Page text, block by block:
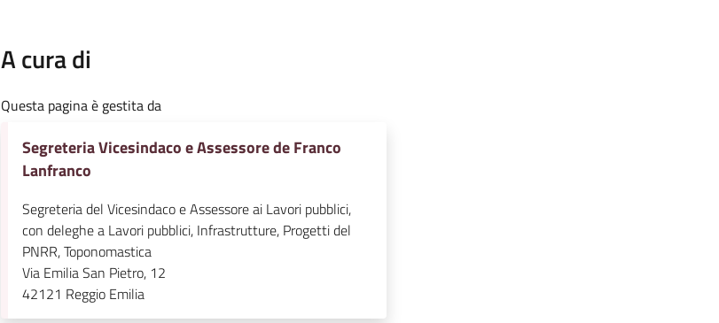
A cura di
Questa pagina è gestita da
Segreteria Vicesindaco e Assessore de Franco
Lanfranco
Segreteria del Vicesindaco e Assessore ai Lavori pubblici,
con deleghe a Lavori pubblici, Infrastrutture, Progetti del
PNRR, Toponomastica
Via Emilia San Pietro, 12
42121 Reggio Emilia